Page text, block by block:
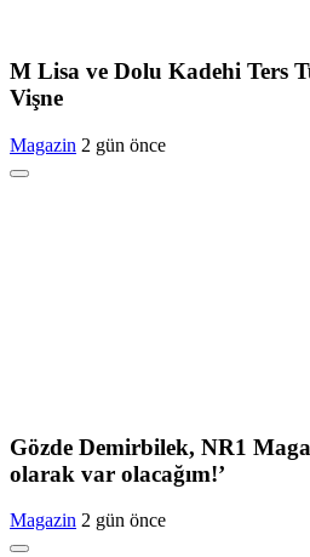
M Lisa ve Dolu Kadehi Ters
Vişne
Magazin 2 gün önce
Gözde Demirbilek, NR1
olarak var olacağım!’
Magazin 2 gün önce